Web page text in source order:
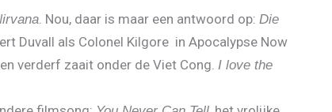
. Nou, daar is maar een antwoord op: Die
Duvall als Colonel Kilgore in Apocalypse Now
verderf zaait onder de Viet Cong. I love the